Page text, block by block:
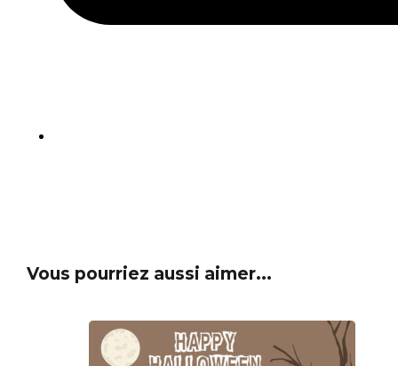
Vous pourriez aussi aimer...